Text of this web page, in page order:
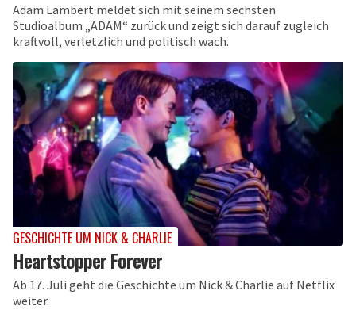
Adam Lambert meldet sich mit seinem sechsten
Studioalbum „ADAM“ zurück und zeigt sich darauf zugleich
kraftvoll, verletzlich und politisch wach.
GESCHICHTE UM NICK & CHARLIE
Heartstopper Forever
Ab 17. Juli geht die Geschichte um Nick & Charlie auf Netflix
weiter.